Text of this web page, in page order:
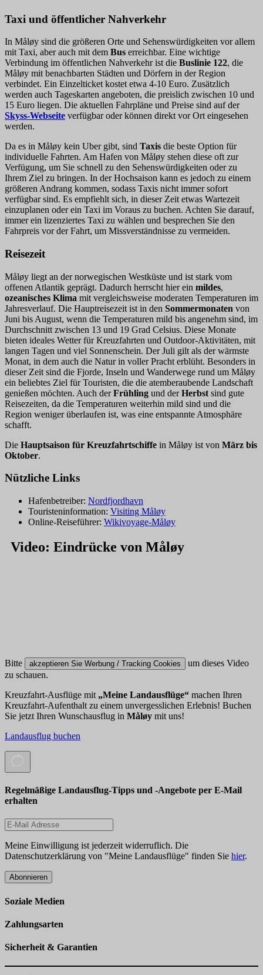
Taxi und öffentlicher Nahverkehr
In Måløy sind die größeren Orte und Sehenswürdigkeiten vor allem
mit Taxi, aber auch mit dem Bus erreichbar. Eine wichtige
Verbindung im öffentlichen Nahverkehr ist die Buslinie 122, die
Måløy mit benachbarten Städten und Dörfern in der Region
verbindet. Ein Einzelticket kostet etwa 4-10 Euro. Zusätzlich
werden auch Tageskarten angeboten, die preislich zwischen 10 und
15 Euro liegen. Die aktuellen Fahrpläne und Preise sind auf der
Skyss-Webseite verfügbar oder können direkt vor Ort eingesehen
werden.
Da es in Måløy kein Uber gibt, sind Taxis die beste Option für
individuelle Fahrten. Am Hafen von Måløy stehen diese oft zur
Verfügung, um Sie schnell zu den Sehenswürdigkeiten oder zu
Ihrem Ziel zu bringen. In der Hochsaison kann es jedoch zu einem
größeren Andrang kommen, sodass Taxis nicht immer sofort
verfügbar sind. Es empfiehlt sich, in dieser Zeit etwas Wartezeit
einzuplanen oder ein Taxi im Voraus zu buchen. Achten Sie darauf,
immer ein lizenziertes Taxi zu wählen und besprechen Sie den
Fahrpreis vor der Fahrt, um Missverständnisse zu vermeiden.
Reisezeit
Måløy liegt an der norwegischen Westküste und ist stark vom
offenen Atlantik geprägt. Dadurch herrscht hier ein mildes,
ozeanisches Klima mit vergleichsweise moderaten Temperaturen im
Jahresverlauf. Die Hauptreisezeit ist in den Sommermonaten von
Juni bis August, wenn die Temperaturen mild bis angenehm sind, im
Durchschnitt zwischen 13 und 19 Grad Celsius. Diese Monate
bieten ideales Wetter für Kreuzfahrten und Outdoor-Aktivitäten, mit
langen Tagen und viel Sonnenschein. Der Juli gilt als der wärmste
Monat, in dem auch die Natur in voller Pracht erblüht. Besonders in
dieser Zeit sind die Fjorde, Inseln und Wanderwege rund um Måløy
ein beliebtes Ziel für Touristen, die die atemberaubende Landschaft
genießen möchten. Auch derFrühling und derHerbst sind gute
Reisezeiten, da die Temperaturen weiterhin mild sind und die
Region weniger überlaufen ist, was eine entspannte Atmosphäre
schafft.
Die Hauptsaison für Kreuzfahrtschiffe in Måløy ist von März bis
Oktober.
Nützliche Links
Hafenbetreiber: Nordfjordhavn
Touristeninformation: Visiting Måløy
Online-Reiseführer: Wikivoyage-Måløy
Video: Eindrücke von Måløy
Bitte akzeptieren Sie Werbung / Tracking Cookies
um dieses Video
zu schauen.
Kreuzfahrt-Ausflüge mit „Meine Landausflüge“ machen Ihren
Kreuzfahrt-Aufenthalt zu einem unvergesslichen Erlebnis! Buchen
Sie jetzt Ihren Wunschausflug in Måløy mit uns!
Landausflug buchen
Regelmäßige Landausflug-Tipps und -Angebote per E-Mail
erhalten
Meine Einwilligung ist jederzeit widerruflich. Die
Datenschutzerklärung von "Meine Landausflüge" finden Sie hier.
Abonnieren
Soziale Medien
Zahlungsarten
Sicherheit & Garantien